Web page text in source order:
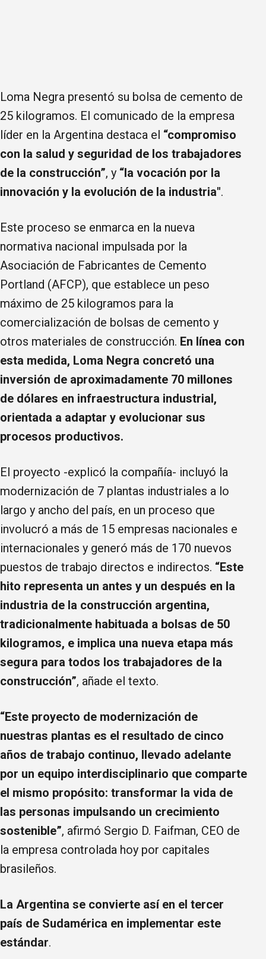
Loma Negra presentó su bolsa de cemento de
25 kilogramos. El comunicado de la empresa
líder en la Argentina destaca el “compromiso
con la salud y seguridad de los trabajadores
de la construcción”, y “la vocación por la
innovación y la evolución de la industria".
Este proceso se enmarca en la nueva
normativa nacional impulsada por la
Asociación de Fabricantes de Cemento
Portland (AFCP), que establece un peso
máximo de 25 kilogramos para la
comercialización de bolsas de cemento y
otros materiales de construcción. En línea con
esta medida, Loma Negra concretó una
inversión de aproximadamente 70 millones
de dólares en infraestructura industrial,
orientada a adaptar y evolucionar sus
procesos productivos.
El proyecto -explicó la compañía- incluyó la
modernización de 7 plantas industriales a lo
largo y ancho del país, en un proceso que
involucró a más de 15 empresas nacionales e
internacionales y generó más de 170 nuevos
puestos de trabajo directos e indirectos. “Este
hito representa un antes y un después en la
industria de la construcción argentina,
tradicionalmente habituada a bolsas de 50
kilogramos, e implica una nueva etapa más
segura para todos los trabajadores de la
construcción”, añade el texto.
“Este proyecto de modernización de
nuestras plantas es el resultado de cinco
años de trabajo continuo, llevado adelante
por un equipo interdisciplinario que comparte
el mismo propósito: transformar la vida de
las personas impulsando un crecimiento
sostenible”, afirmó Sergio D. Faifman, CEO de
la empresa controlada hoy por capitales
brasileños.
La Argentina se convierte así en el tercer
país de Sudamérica en implementar este
estándar.